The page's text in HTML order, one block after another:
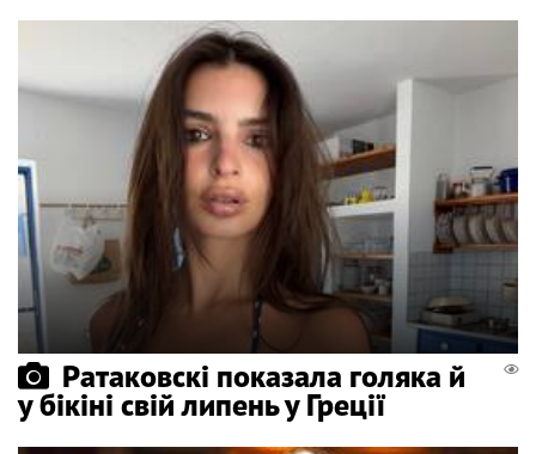
Ратаковскі показала голяка й
у бікіні свій липень у Греції